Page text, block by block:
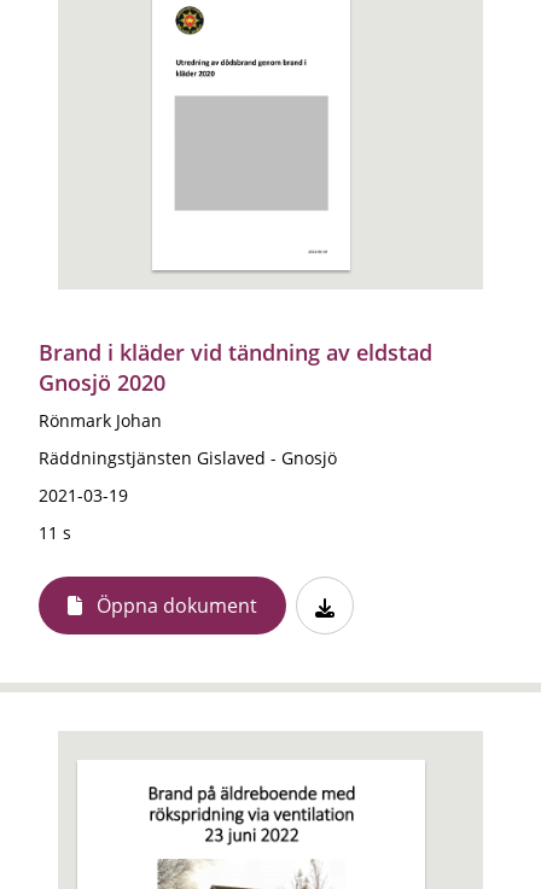
Brand i kläder vid tändning av eldstad
Gnosjö 2020
Rönmark Johan
Räddningstjänsten Gislaved - Gnosjö
2021-03-19
11 s
Öppna dokument